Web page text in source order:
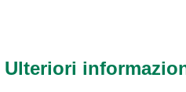
Ulteriori